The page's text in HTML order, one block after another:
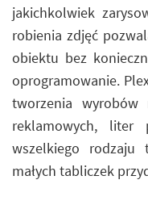
jakichkolwiek
robienia zdjęć
obiektu bez
oprogramowanie.
tworzenia wyrobów
reklamowych, liter
wszelkiego rodzaju
małych tabliczek